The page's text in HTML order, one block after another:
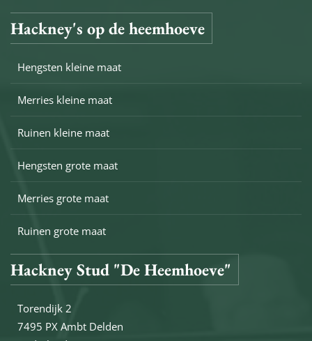
Hackney's op de heemhoeve
Hengsten kleine maat
Merries kleine maat
Ruinen kleine maat
Hengsten grote maat
Merries grote maat
Ruinen grote maat
Hackney Stud "De Heemhoeve"
Torendijk 2
7495 PX Ambt Delden